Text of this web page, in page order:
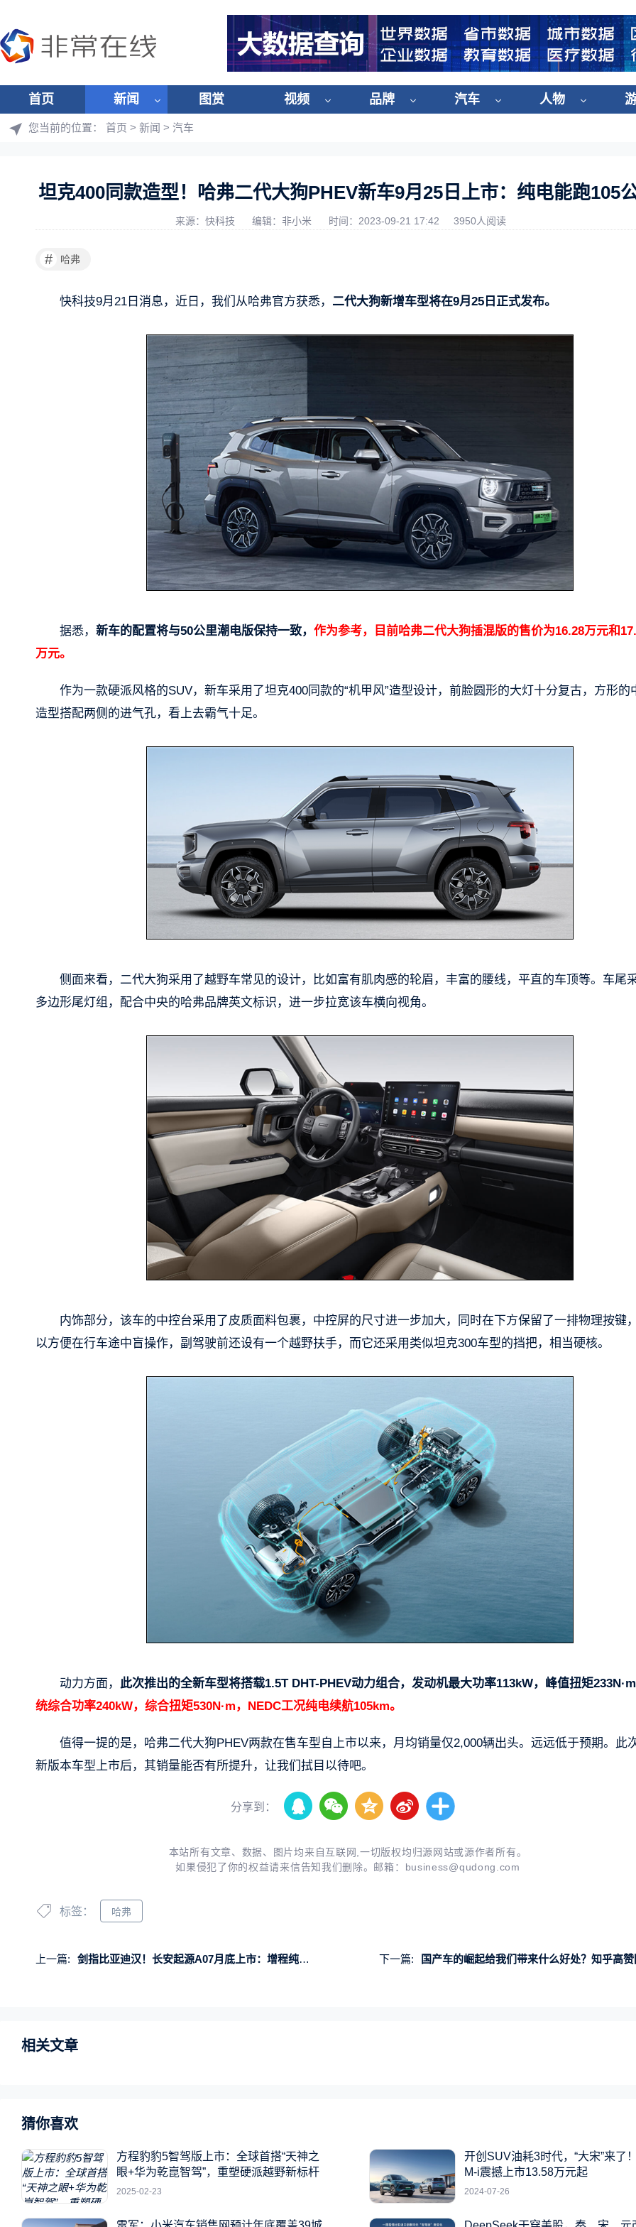
首页 新闻 图赏 视频 品牌 汽车 人物
您当前的位置： 首页 > 新闻 > 汽车
坦克400同款造型！哈弗二代大狗PHEV新车9月25日上市：纯电能跑105
来源：快科技 编辑：非小米 时间：2023-09-21 17:42 3950人阅读
# 哈弗
快科技9月21日消息，近日，我们从哈弗官方获悉， 二代大狗新增车型将在9月25日正式发布。
据悉， 新车的配置将与50公里潮电版保持一致， 作为参考，目前哈弗二代大狗插混版的售价为16.28万元和
万元。
作为一款硬派风格的SUV，新车采用了坦克400同款的“机甲风”造型设计，前脸圆形的大灯十分复古，方形的
造型搭配两侧的进气孔，看上去霸气十足。
侧面来看，二代大狗采用了越野车常见的设计，比如富有肌肉感的轮眉，丰富的腰线，平直的车顶等。车尾
多边形尾灯组，配合中央的哈弗品牌英文标识，进一步拉宽该车横向视角。
内饰部分，该车的中控台采用了皮质面料包裹，中控屏的尺寸进一步加大，同时在下方保留了一排物理按键
以方便在行车途中盲操作，副驾驶前还设有一个越野扶手，而它还采用类似坦克300车型的挡把，相当硬核。
动力方面， 此次推出的全新车型将搭载1.5T DHT-PHEV动力组合，发动机最大功率113kW，峰值扭矩
统综合功率240kW，综合扭矩530N·m，NEDC工况纯电续航105km。
值得一提的是，哈弗二代大狗PHEV两款在售车型自上市以来，月均销量仅2,000辆出头。远远低于预期。此
新版本车型上市后，其销量能否有所提升，让我们拭目以待吧。
分享到：
本站所有文章、数据、图片均来自互联网,一切版权均归源网站或源作者所有。
如果侵犯了你的权益请来信告知我们删除。邮箱： business@qudong.com
标签： 哈弗
上一篇: 剑指比亚迪汉！长安起源A07月底上市：增程纯电双管齐下 预售15.8万起 下一篇: 国产车的崛起给我们带来什么好处？知乎高赞回答：比亚迪带动一个县返乡
相关文章
猜你喜欢
方程豹豹5智驾版上市：全球首搭“天神之
眼+华为乾崑智驾”，重塑硬派越野新标杆
2025-02-23
开创SUV油耗3时代，“大宋”来了
M-i震撼上市13.58万元起
2024-07-26